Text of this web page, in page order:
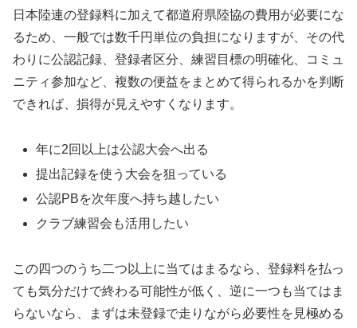
日本陸連の登録料に加えて都道府県陸協の費用が必要にな
るため、一般では数千円単位の負担になりますが、その代
わりに公認記録、登録者区分、練習目標の明確化、コミュ
ニティ参加など、複数の便益をまとめて得られるかを判断
できれば、損得が見えやすくなります。
年に2回以上は公認大会へ出る
提出記録を使う大会を狙っている
公認PBを次年度へ持ち越したい
クラブ練習会も活用したい
この四つのうち二つ以上に当てはまるなら、登録料を払っ
ても気分だけで終わる可能性が低く、逆に一つも当てはま
らないなら、まずは未登録で走りながら必要性を見極める